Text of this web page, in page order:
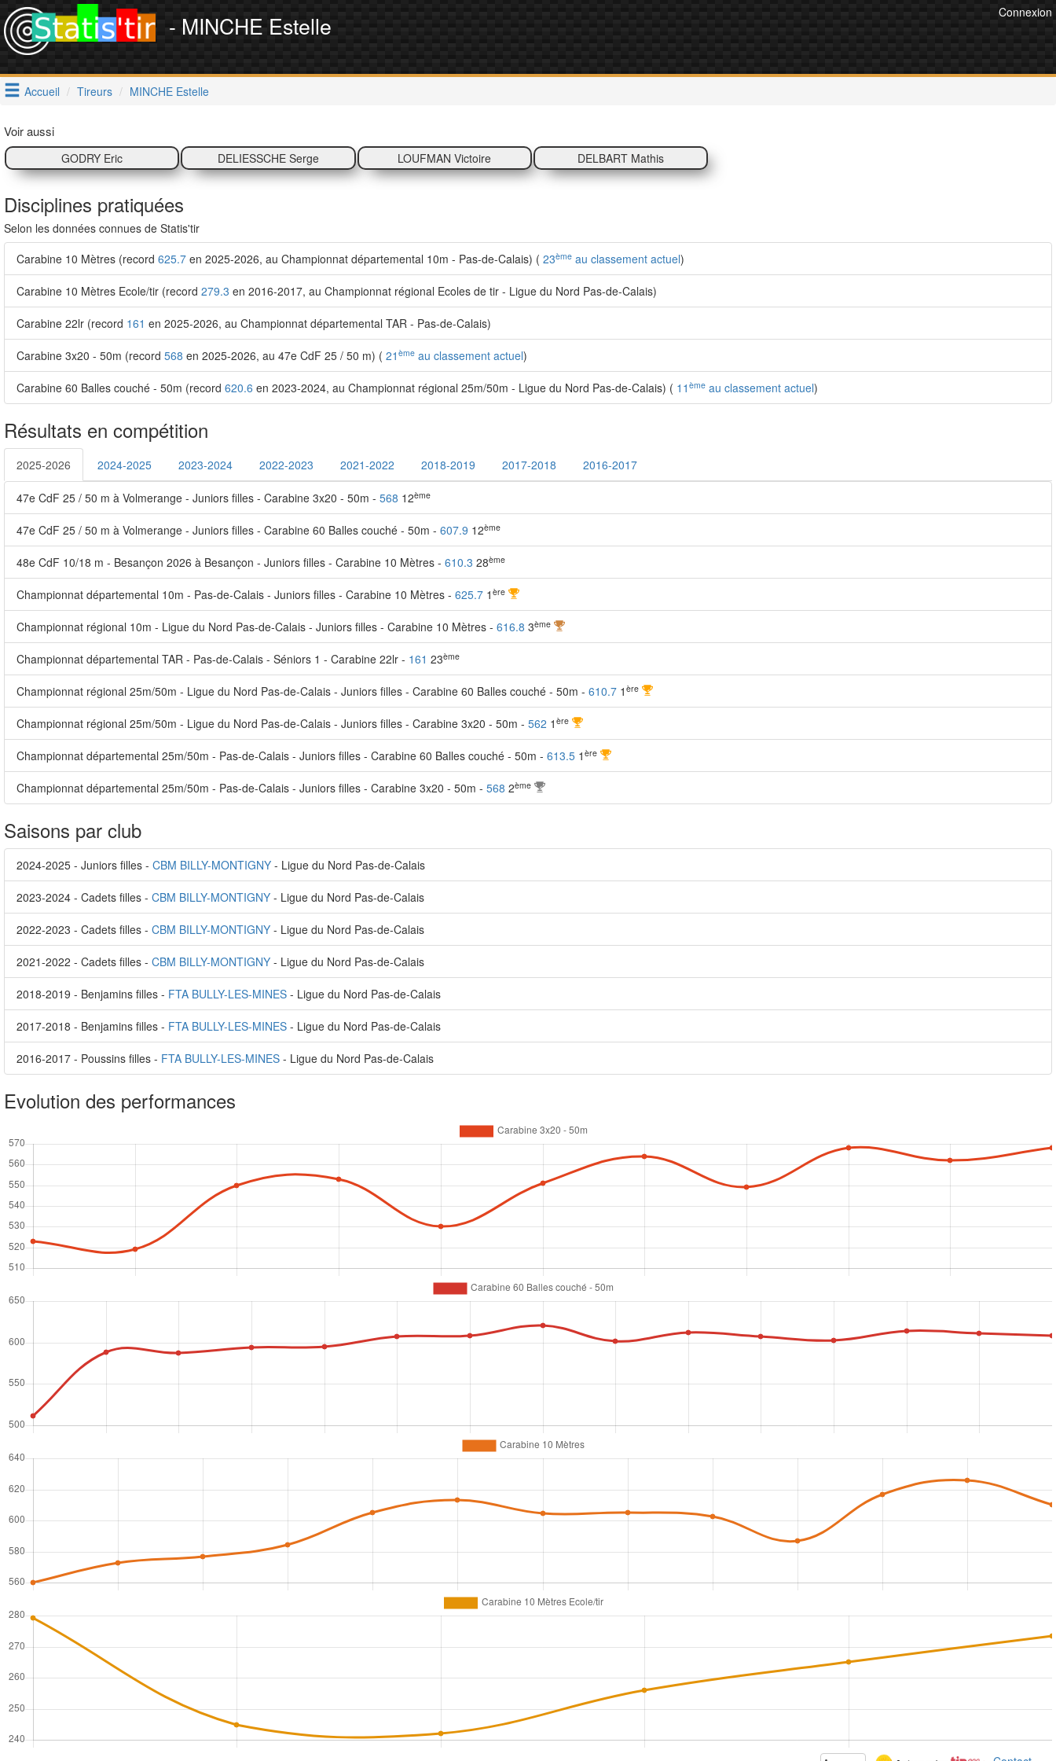
Connexion
- MINCHE Estelle
Accueil Tireurs MINCHE Estelle
Voir aussi
GODRY Eric DELIESSCHE Serge LOUFMAN Victoire DELBART Mathis
Disciplines pratiquées
Selon les données connues de Statis'tir
Carabine 10 Mètres (record 625.7 en 2025-2026, au Championnat départemental 10m - Pas-de-Calais) ( 23ème au classement actuel)
Carabine 10 Mètres Ecole/tir (record 279.3 en 2016-2017, au Championnat régional Ecoles de tir - Ligue du Nord Pas-de-Calais)
Carabine 22lr (record 161 en 2025-2026, au Championnat départemental TAR - Pas-de-Calais)
Carabine 3x20 - 50m (record 568 en 2025-2026, au 47e CdF 25 / 50 m) ( 21 ème au classement actuel)
Carabine 60 Balles couché - 50m (record 620.6 en 2023-2024, au Championnat régional 25m/50m - Ligue du Nord Pas-de-Calais) ( 11 ème au classement actuel)
Résultats en compétition
2025-2026 2024-2025 2023-2024 2022-2023 2021-2022 2018-2019 2017-2018 2016-2017
47e CdF 25 / 50 m à Volmerange - Juniors filles - Carabine 3x20 - 50m - 568 12ème
47e CdF 25 / 50 m à Volmerange - Juniors filles - Carabine 60 Balles couché - 50m - 607.9 12ème
48e CdF 10/18 m - Besançon 2026 à Besançon - Juniors filles - Carabine 10 Mètres - 610.3 28ème
Championnat départemental 10m - Pas-de-Calais - Juniors filles - Carabine 10 Mètres - 625.7 1 ère
Championnat régional 10m - Ligue du Nord Pas-de-Calais - Juniors filles - Carabine 10 Mètres - 616.8 3ème
Championnat départemental TAR - Pas-de-Calais - Séniors 1 - Carabine 22lr - 161 23ème
Championnat régional 25m/50m - Ligue du Nord Pas-de-Calais - Juniors filles - Carabine 60 Balles couché - 50m - 610.7 1 ère
Championnat régional 25m/50m - Ligue du Nord Pas-de-Calais - Juniors filles - Carabine 3x20 - 50m - 562 1 ère
Championnat départemental 25m/50m - Pas-de-Calais - Juniors filles - Carabine 60 Balles couché - 50m - 613.5 1 ère
Championnat départemental 25m/50m - Pas-de-Calais - Juniors filles - Carabine 3x20 - 50m - 568 2ème
Saisons par club
2024-2025 - Juniors filles - CBM BILLY-MONTIGNY - Ligue du Nord Pas-de-Calais
2023-2024 - Cadets filles - CBM BILLY-MONTIGNY - Ligue du Nord Pas-de-Calais
2022-2023 - Cadets filles - CBM BILLY-MONTIGNY - Ligue du Nord Pas-de-Calais
2021-2022 - Cadets filles - CBM BILLY-MONTIGNY - Ligue du Nord Pas-de-Calais
2018-2019 - Benjamins filles - FTA BULLY-LES-MINES - Ligue du Nord Pas-de-Calais
2017-2018 - Benjamins filles - FTA BULLY-LES-MINES - Ligue du Nord Pas-de-Calais
2016-2017 - Poussins filles - FTA BULLY-LES-MINES - Ligue du Nord Pas-de-Calais
Evolution des performances